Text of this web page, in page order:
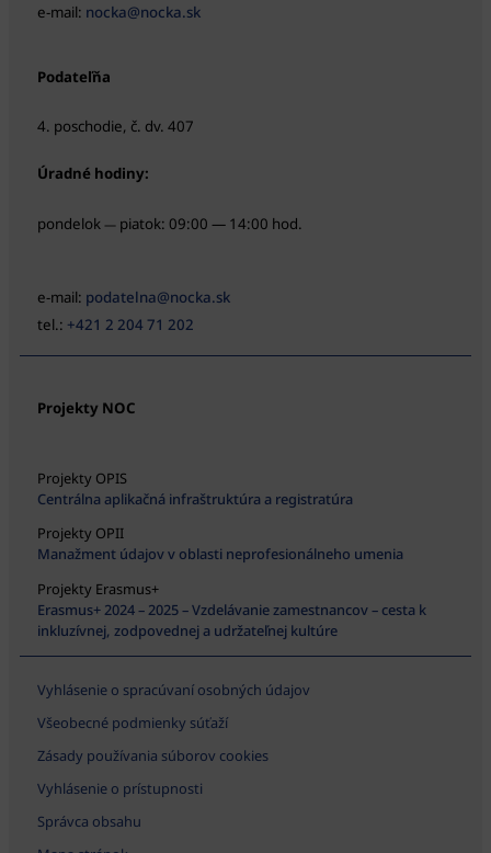
e-mail: nocka@nocka.sk
Podateľňa
4. poschodie, č. dv. 407
Úradné hodiny:
pondelok — piatok: 09:00 — 14:00 hod.
e-mail: podatelna@nocka.sk
tel.: +421 2 204 71 202
Projekty NOC
Projekty OPIS
Centrálna aplikačná infraštruktúra a registratúra
Projekty OPII
Manažment údajov v oblasti neprofesionálneho umenia
Projekty Erasmus+
Erasmus+ 2024 – 2025 – Vzdelávanie zamestnancov – cesta k
inkluzívnej, zodpovednej a udržateľnej kultúre
Vyhlásenie o spracúvaní osobných údajov
Všeobecné podmienky súťaží
Zásady používania súborov cookies
Vyhlásenie o prístupnosti
Správca obsahu